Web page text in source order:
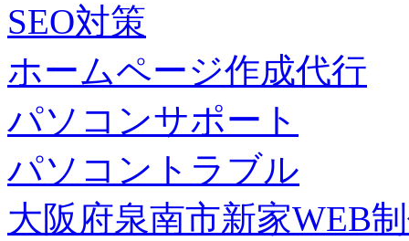
SEO対策
ホームページ作成代行
パソコンサポート
パソコントラブル
大阪府泉南市新家WEB